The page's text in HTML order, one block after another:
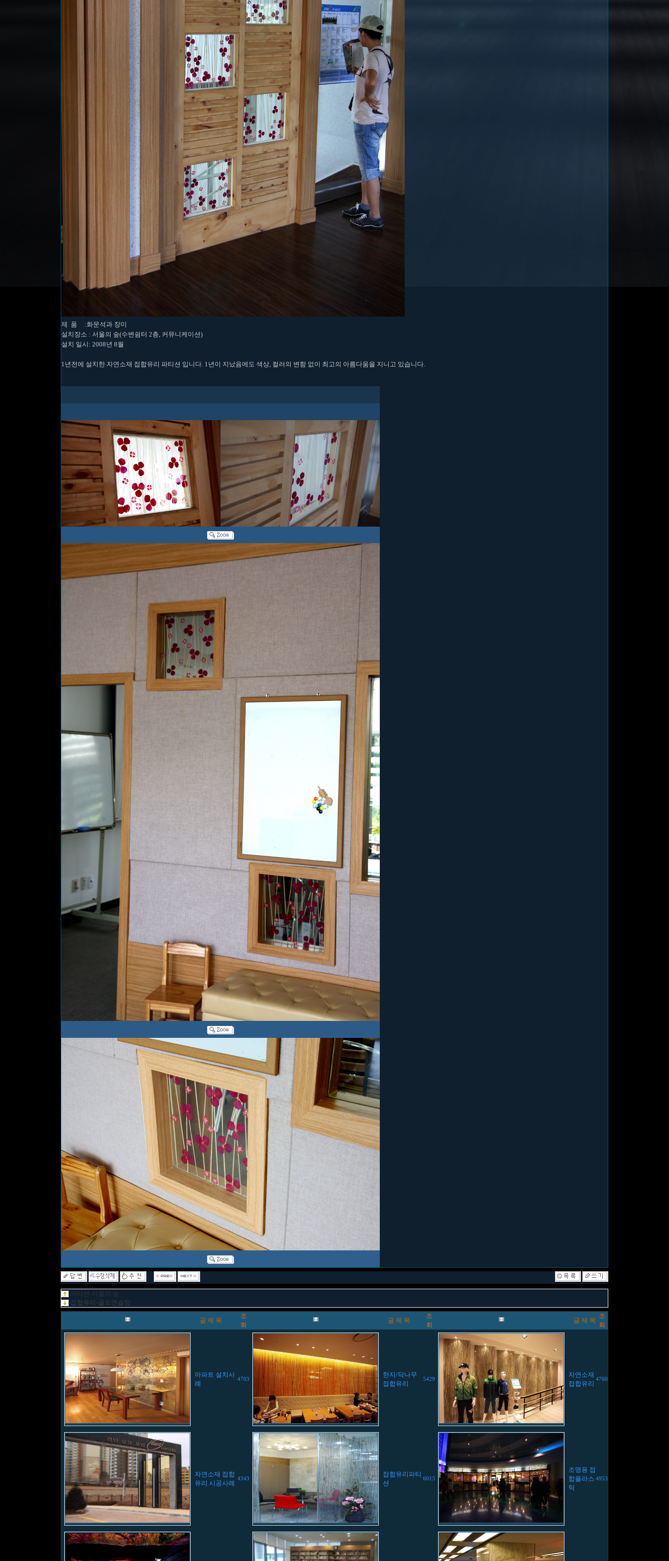
제 품 :화문석과 장미
설치장소 : 서울의 숲(수변쉼터 2층, 커뮤니케이션)
설치 일시: 2008년 8월
1년전에 설치한 자연소재 접합유리 파티션 입니다. 1년이 지났음에도 색상, 컬러의 변함 없이 최고의 아름다움을 지니고 있습니다.
파티션-서울의 숲
접합유리-골프연습장
글 제 목
조
회
글 제 목
조
회
글 제 목
조
회
아파트 설치사
례
4703
한지/닥나무
접합유리
5429
자연소재
접합유리
4760
자연소재 접합
유리 시공사례
4343
접합유리파티
션
6013
조명용 접
합플라스
틱
4953